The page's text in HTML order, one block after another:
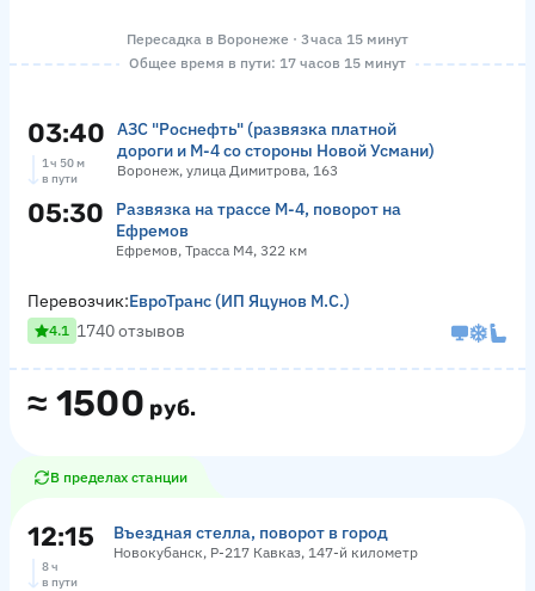
Пересадка в Воронеже · 3 часа 15 минут
Общее время в пути: 17 часов 15 минут
03:40
АЗС "Роснефть" (развязка платной
дороги и М-4 со стороны Новой Усмани)
Воронеж, улица Димитрова, 163
1 ч 50 м
в пути
05:30
Развязка на трассе М-4, поворот на
Ефремов
Ефремов, Трасса М4, 322 км
≈ 1500 руб.
Перевозчик:ЕвроТранс (ИП Яцунов М.С.)
4.1 1740 отзывов
В пределах станции
12:15 Въездная стелла, поворот в город
Новокубанск, Р-217 Кавказ, 147-й километр
8 ч
в пути